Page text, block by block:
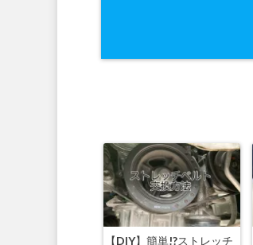
【DIY】簡単!?ストレッチ